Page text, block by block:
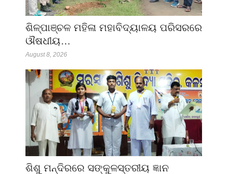
ଶିଳ୍ପାଞ୍ଚଳ ମହିଳା ମହାବିଦ୍ୟାଳୟ ପରିସରରେ
ଔଷଧୀୟ…
August 8, 2026
ଶିଶୁ ମନ୍ଦିରରେ ସଙ୍କୁଳସ୍ତରୀୟ ଜ୍ଞାନ